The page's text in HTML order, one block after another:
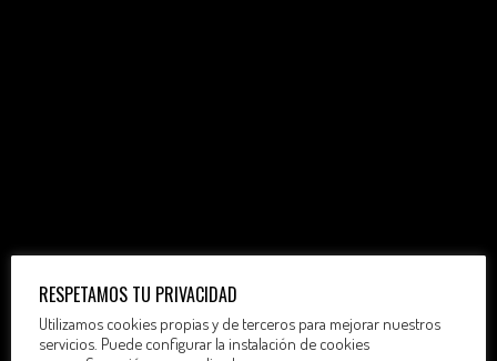
RESPETAMOS TU PRIVACIDAD
Utilizamos cookies propias y de terceros para mejorar nuestros
servicios. Puede configurar la instalación de cookies